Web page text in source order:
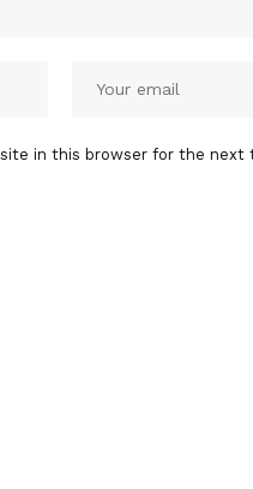
in this browser for the next